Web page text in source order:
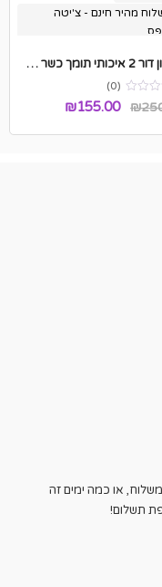
מהיר חינם - צ'יטה
טלפון דור 2 איכותי תומך כשר HYUNDAI S1 Plus
(0)
₪ המחיר ₪155.00
או כמה ימים זה